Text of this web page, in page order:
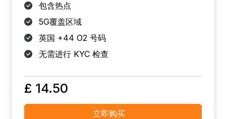
包含热点
5G覆盖区域
英国 +44 O2 号码
无需进行 KYC 检查
£ 14.50
立即购买